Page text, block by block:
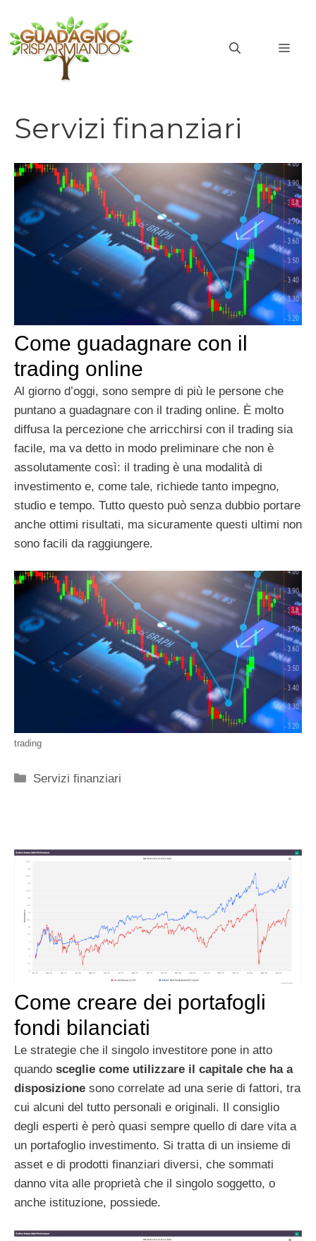
contenuto
Servizi finanziari
Come guadagnare con il
trading online
Al giorno d’oggi, sono sempre di più le persone che
puntano a guadagnare con il trading online. È molto
diffusa la percezione che arricchirsi con il trading sia
facile, ma va detto in modo preliminare che non è
assolutamente così: il trading è una modalità di
investimento e, come tale, richiede tanto impegno,
studio e tempo. Tutto questo può senza dubbio portare
anche ottimi risultati, ma sicuramente questi ultimi non
sono facili da raggiungere.
trading
Categorie
Servizi finanziari
Come creare dei portafogli
fondi bilanciati
Le strategie che il singolo investitore pone in atto
quando sceglie come utilizzare il capitale che ha a
disposizione sono correlate ad una serie di fattori, tra
cui alcuni del tutto personali e originali. Il consiglio
degli esperti è però quasi sempre quello di dare vita a
un portafoglio investimento. Si tratta di un insieme di
asset e di prodotti finanziari diversi, che sommati
danno vita alle proprietà che il singolo soggetto, o
anche istituzione, possiede.